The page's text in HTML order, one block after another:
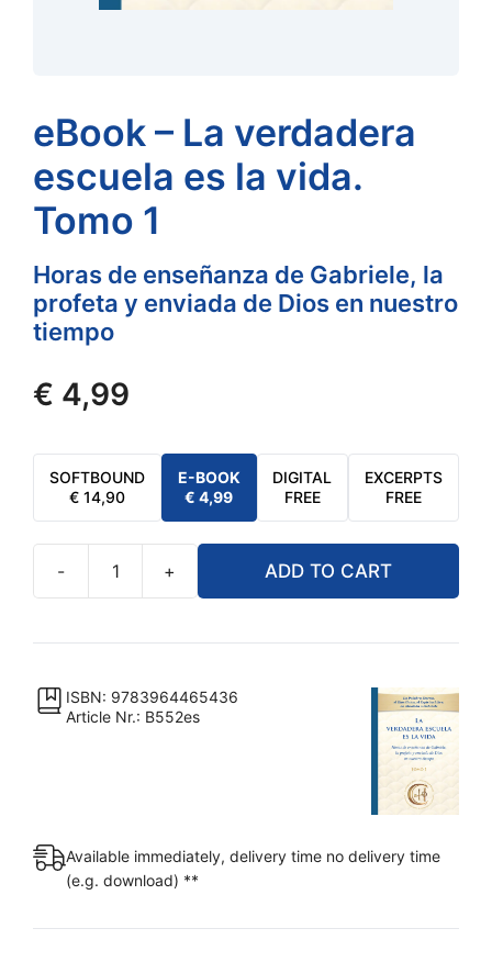
eBook – La verdadera
escuela es la vida.
Tomo 1
Horas de enseñanza de Gabriele, la
profeta y enviada de Dios en nuestro
tiempo
€ 4,99
SOFTBOUND
€14,90
E-BOOK
€ 4,99
DIGITAL
FREE
EXCERPTS
FREE
-
La
escuela
es
[Digital]
quantity
+ ADD TO CART
ISBN: 9783964465436
Article Nr.: B552es
Available immediately, delivery time no delivery time
(e.g. download) **